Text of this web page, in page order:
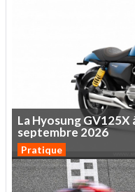
LaHyosungGV125X
septembre 2026
Pratique